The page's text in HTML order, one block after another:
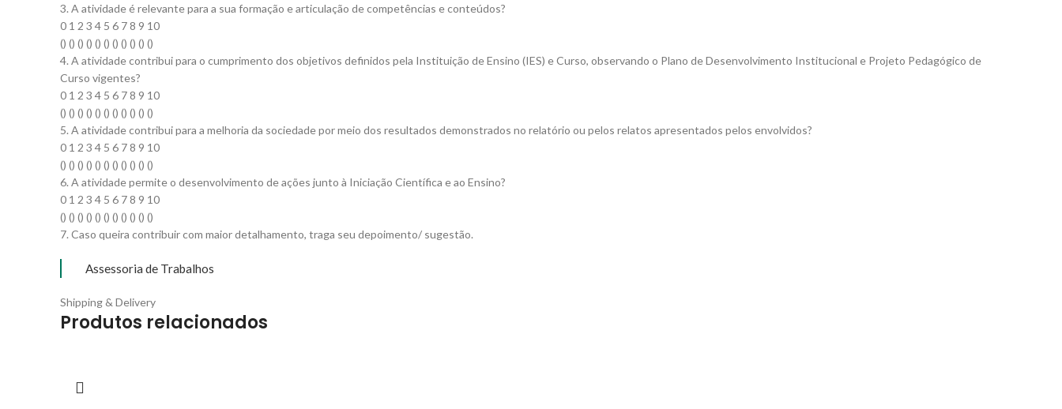
3. A atividade é relevante para a sua formação e articulação de competências e conteúdos?
0 1 2 3 4 5 6 7 8 9 10
() () () () () () () () () () ()
4. A atividade contribui para o cumprimento dos objetivos definidos pela Instituição de Ensino (IES) e Curso, observando o Plano de Desenvolvimento Institucional e Projeto Pedagógico de
Curso vigentes?
0 1 2 3 4 5 6 7 8 9 10
() () () () () () () () () () ()
5. A atividade contribui para a melhoria da sociedade por meio dos resultados demonstrados no relatório ou pelos relatos apresentados pelos envolvidos?
0 1 2 3 4 5 6 7 8 9 10
() () () () () () () () () () ()
6. A atividade permite o desenvolvimento de ações junto à Iniciação Científica e ao Ensino?
0 1 2 3 4 5 6 7 8 9 10
() () () () () () () () () () ()
7. Caso queira contribuir com maior detalhamento, traga seu depoimento/ sugestão.
Assessoria de Trabalhos
Shipping & Delivery
Produtos relacionados